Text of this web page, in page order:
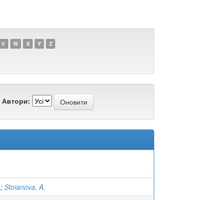
V W X Y Z
Автори:
; Stoianova, A.